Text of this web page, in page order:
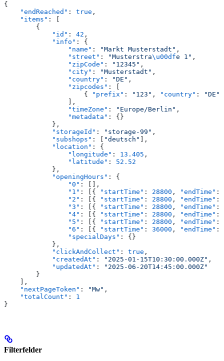
{
    "endReached"
: true ,
    "items"
: [
        {
            "id"
: 42 ,
            "info"
: {
                "name"
: "Markt Musterstadt" ,
                "street"
: "Musterstra\u00dfe 1" ,
                "zipCode"
: "12345" ,
                "city"
: "Musterstadt" ,
                "country"
: "DE" ,
                "zipcodes"
: [
                    {
"prefix" : "123" , "country" : "DE"
                ],
                "timeZone"
: "Europe/Berlin" ,
                "metadata"
: {}
            },
            "storageId"
: "storage-99" ,
            "subshops"
: [ "deutsch"
],
            "location"
: {
                "longitude"
: 13.405 ,
                "latitude"
: 52.52
            },
            "openingHours"
: {
                "0"
: [],
                "1"
: [{ "startTime" : 28800 , "endTime" :
                "2"
: [{ "startTime" : 28800 , "endTime" :
                "3"
: [{ "startTime" : 28800 , "endTime" :
                "4"
: [{ "startTime" : 28800 , "endTime" :
                "5"
: [{ "startTime" : 28800 , "endTime" :
                "6"
: [{ "startTime" : 36000 , "endTime" :
                "specialDays"
: {}
            },
            "clickAndCollect"
: true ,
            "createdAt"
: "2025-01-15T10:30:00.000Z" ,
            "updatedAt"
:
"2025-06-20T14:45:00.000Z"
        }
    ],
    "nextPageToken"
: "Mw" ,
    "totalCount"
: 1
}
Filterfelder